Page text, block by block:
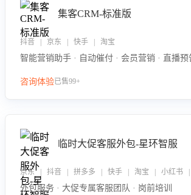
集客CRM-标准版
抖音 | 京东 | 快手 | 淘宝
智能营销助手 · 自动催付 · 会员营销 · 直播预
咨询体验已售99+
临时大促客服外包-星环智服
京东 | 抖音 | 拼多多 | 快手 | 淘宝 | 小红书 |
外包服务 · 大促专属客服团队 · 岗前培训